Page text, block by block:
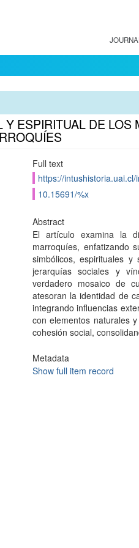
ESPIRITUAL DE
Full text
https://
10.15691/%x
Abstract
El artículo examina la
marroquíes, enfatizando
simbólicos, espirituales
jerarquías sociales y
verdadero mosaico de
atesoran la identidad de
integrando influencias
con elementos naturales
cohesión social,
Metadata
Show full item record